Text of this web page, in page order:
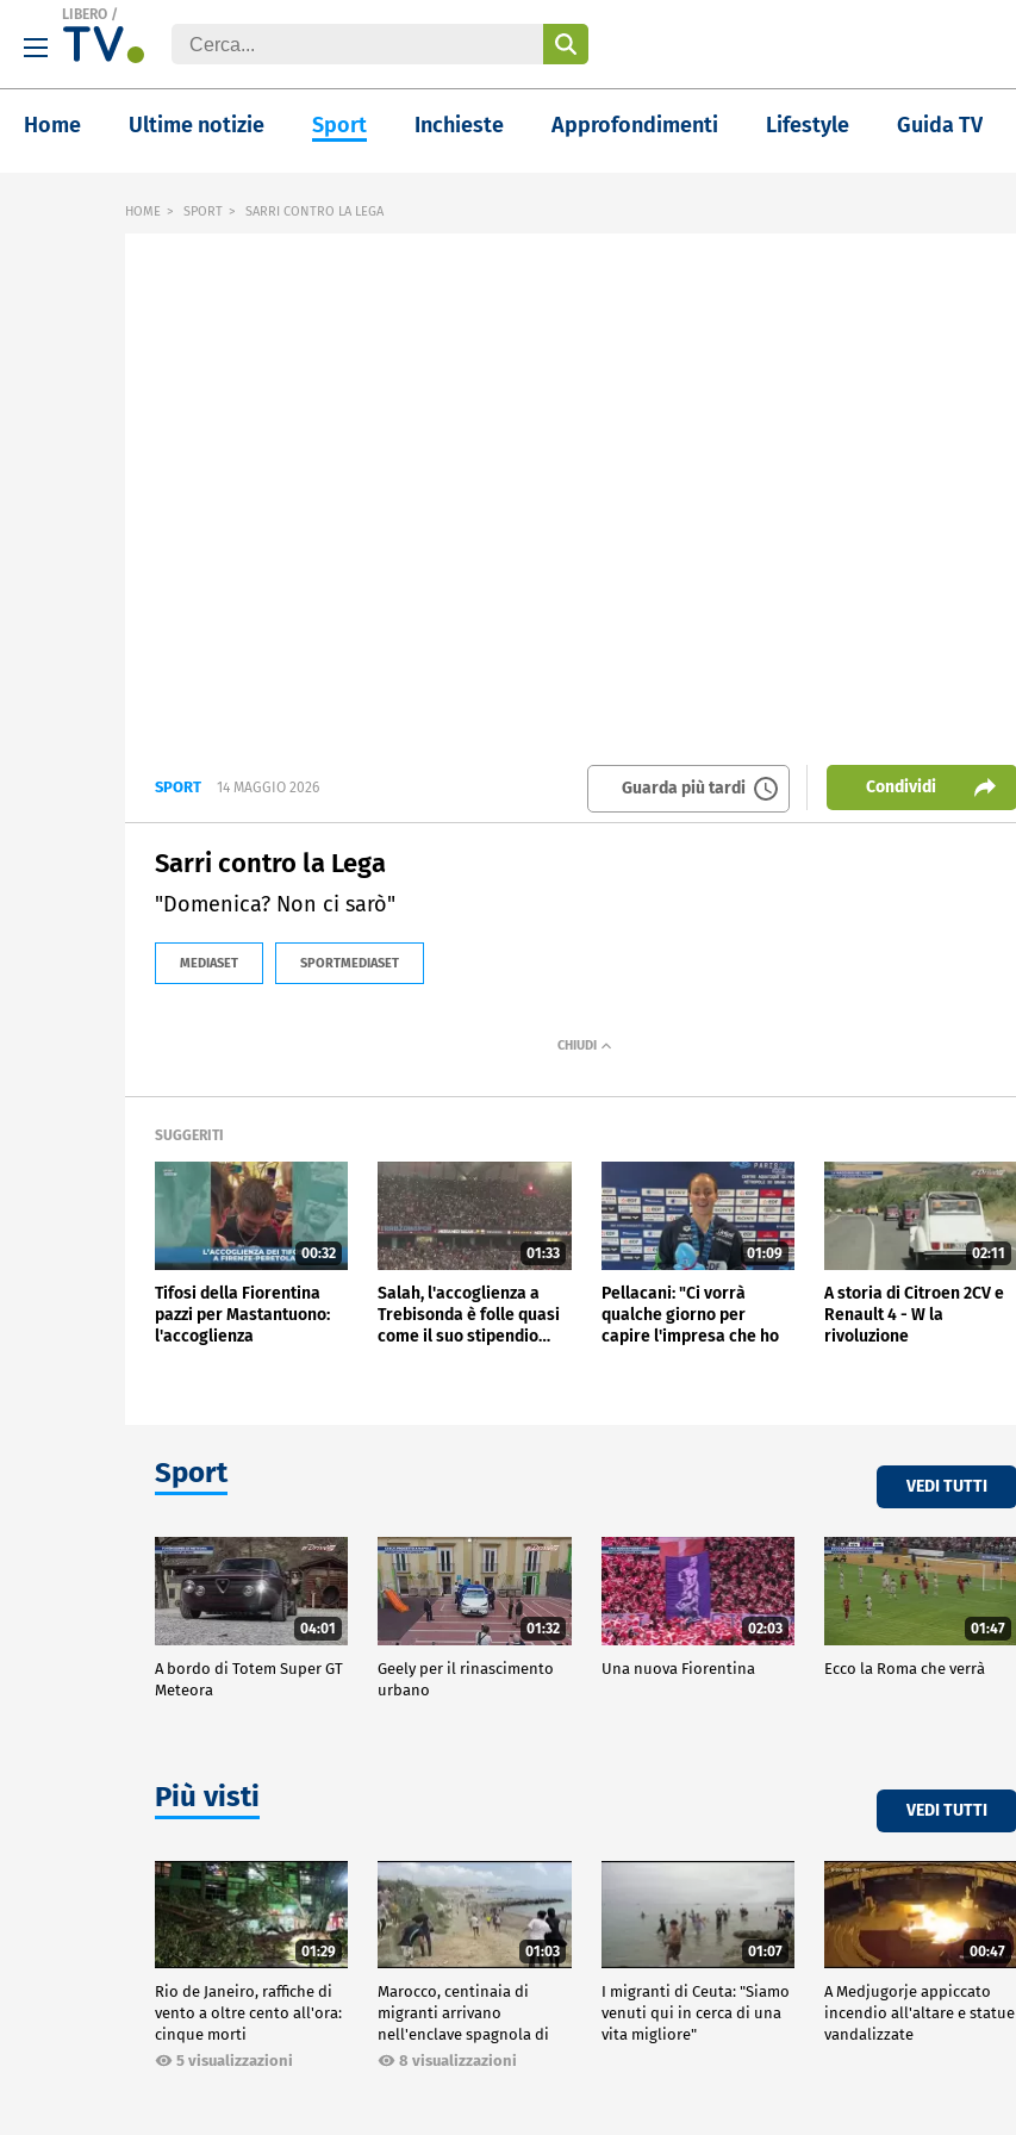
LIBERO /
Home Ultime notizie Sport Inchieste Approfondimenti Lifestyle Guida TV
HOME SPORT SARRI CONTRO LA LEGA
SPORT 14 MAGGIO 2026 Guarda più tardi Condividi
Sarri contro la Lega
"Domenica? Non ci sarò"
MEDIASET SPORTMEDIASET
SUGGERITI
00:32
Tifosi della Fiorentina
pazzi per Mastantuono:
l'accoglienza
01:33
Salah, l'accoglienza a
Trebisonda è folle quasi
come il suo stipendio…
01:09
Pellacani: "Ci vorrà
qualche giorno per
capire l'impresa che ho
02:11
A storia di Citroen 2CV e
Renault 4 - W la
rivoluzione
Sport VEDI TUTTI
04:01
A bordo di Totem Super GT
Meteora
01:32
Geely per il rinascimento
urbano
02:03
Una nuova Fiorentina
01:47
Ecco la Roma che verrà
Più visti VEDI TUTTI
01:29
Rio de Janeiro, raffiche di
vento a oltre cento all'ora:
cinque morti
5 visualizzazioni
01:03
Marocco, centinaia di
migranti arrivano
nell'enclave spagnola di
Ceuta8 visualizzazioni
01:07
I migranti di Ceuta: "Siamo
venuti qui in cerca di una
vita migliore"
00:47
A Medjugorje appiccato
incendio all'altare e statue
vandalizzate